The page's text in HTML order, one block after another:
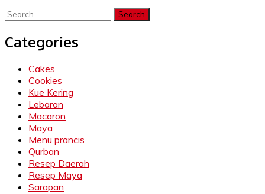
Search
Categories
Cakes
Cookies
Kue Kering
Lebaran
Macaron
Maya
Menu prancis
Qurban
Resep Daerah
Resep Maya
Sarapan